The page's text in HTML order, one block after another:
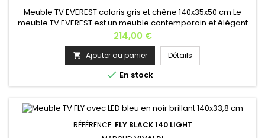
Meuble TV EVEREST coloris gris et chêne 140x35x50 cm Le
meuble TV EVEREST est un meuble contemporain et élégant
pour votre salon ; il peut être installé au sol ou suspendu; En
option, Ce meuble TV est disponible avec un éclairage LED
blanc. Largeur: 140 cmProfondeur: 35 cmHauteur: 50
cmEpaisseur : 16 mmPoids: 28,8 kgMatière : MDF Coloris: gris
anthracite...
Prix
214,00 €
 Ajouter au panier Détails
 En stock
RÉFÉRENCE: FLY BLACK 140 LIGHT